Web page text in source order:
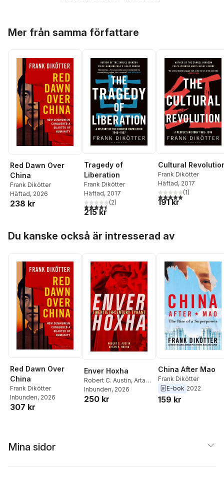
Mer från samma författare
Red Dawn Over
China
Frank Dikötter
Häftad, 2026
238 kr
Tragedy of
Liberation
Frank Dikötter
Häftad, 2017
4,5utav 5 stjärnor. Totalt antal röster:
(2)
215 kr
Cultural
Frank Dikötter
Häftad, 2017
5,0utav 5 stjärnor.
(1)
191 kr
Du kanske också är intresserad av
Red Dawn Over
China
Frank Dikötter
Inbunden, 2026
307 kr
Enver Hoxha
Robert C. Austin, Artan
R. Hoxha
Inbunden, 2026
250 kr
China After Mao
Frank Dikötter
E-bok 2022
159 kr
Mina sidor